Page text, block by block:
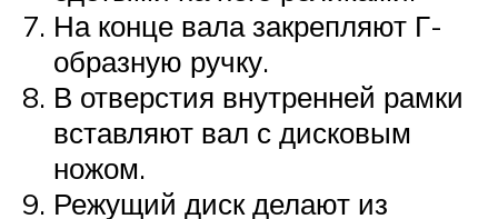
На конце вала закрепляют Г-
образную ручку.
В отверстия внутренней рамки
вставляют вал с дисковым
ножом.
Режущий диск делают из